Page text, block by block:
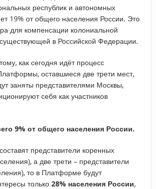
республик и автономных
19% от общего населения России. Это
для компенсации колониальной
в Российской Федерации.
как сегодня идёт процесс
оставшиеся две трети мест,
заняты представителями Москвы,
себя как участников
9% от общего населения России.
представители коренных
а две трети – представители
то в Платформе будут
только 28% населения России,